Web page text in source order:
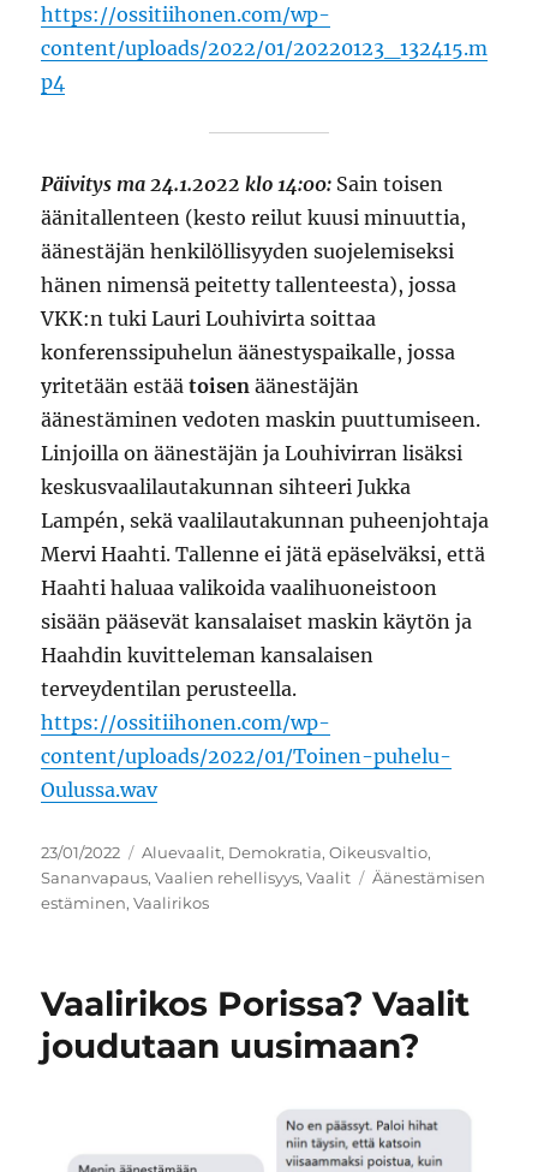
https://ossitiihonen.com/wp-
content/uploads/2022/01/20220123_132415.m
p4
Päivitys ma 24.1.2022 klo 14:00: Sain toisen
äänitallenteen (kesto reilut kuusi minuuttia,
äänestäjän henkilöllisyyden suojelemiseksi
hänen nimensä peitetty tallenteesta), jossa
VKK:n tuki Lauri Louhivirta soittaa
konferenssipuhelun äänestyspaikalle, jossa
yritetään estäätoisenäänestäjän
äänestäminen vedoten maskin puuttumiseen.
Linjoilla on äänestäjän ja Louhivirran lisäksi
keskusvaalilautakunnan sihteeri Jukka
Lampén, sekä vaalilautakunnan puheenjohtaja
Mervi Haahti. Tallenne ei jätä epäselväksi, että
Haahti haluaa valikoida vaalihuoneistoon
sisään pääsevät kansalaiset maskin käytön ja
Haahdin kuvitteleman kansalaisen
terveydentilan perusteella.
https://ossitiihonen.com/wp-
content/uploads/2022/01/Toinen-puhelu-
Oulussa.wav
Julkaistu
23/01/2022 Kategoriat
Aluevaalit, Demokratia,Oikeusvaltio,
Sananvapaus,Vaalien rehellisyys,Vaalit Avainsanat
Äänestämisen
estäminen,Vaalirikos
Vaalirikos Porissa? Vaalit
joudutaan uusimaan?